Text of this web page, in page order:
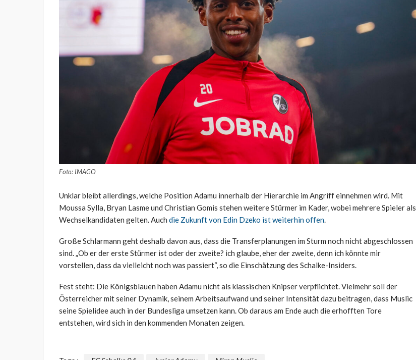
Foto: IMAGO
Unklar bleibt allerdings, welche Position Adamu innerhalb der Hierarchie im Angriff einnehmen wird. Mit
Moussa Sylla, Bryan Lasme und Christian Gomis stehen weitere Stürmer im Kader, wobei mehrere Spieler als
Wechselkandidaten gelten. Auch die Zukunft von Edin Dzeko ist weiterhin offen.
Große Schlarmann geht deshalb davon aus, dass die Transferplanungen im Sturm noch nicht abgeschlossen
sind. „Ob er der erste Stürmer ist oder der zweite? ich glaube, eher der zweite, denn ich könnte mir
vorstellen, dass da vielleicht noch was passiert“, so die Einschätzung des Schalke-Insiders.
Fest steht: Die Königsblauen haben Adamu nicht als klassischen Knipser verpflichtet. Vielmehr soll der
Österreicher mit seiner Dynamik, seinem Arbeitsaufwand und seiner Intensität dazu beitragen, dass Muslic
seine Spielidee auch in der Bundesliga umsetzen kann. Ob daraus am Ende auch die erhofften Tore
entstehen, wird sich in den kommenden Monaten zeigen.